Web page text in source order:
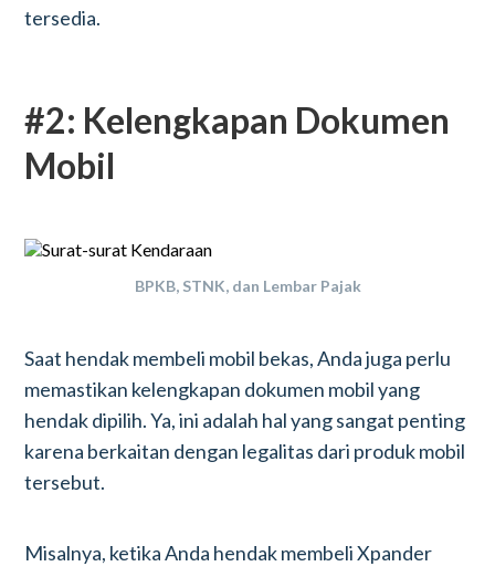
tersedia.
#2: Kelengkapan Dokumen
Mobil
BPKB, STNK, dan Lembar Pajak
Saat hendak membeli mobil bekas, Anda juga perlu
memastikan kelengkapan dokumen mobil yang
hendak dipilih. Ya, ini adalah hal yang sangat penting
karena berkaitan dengan legalitas dari produk mobil
tersebut.
Misalnya, ketika Anda hendak membeli Xpander